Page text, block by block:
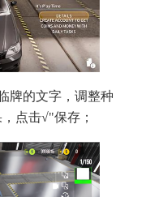
牌的文字，调整种
点击√"保存；